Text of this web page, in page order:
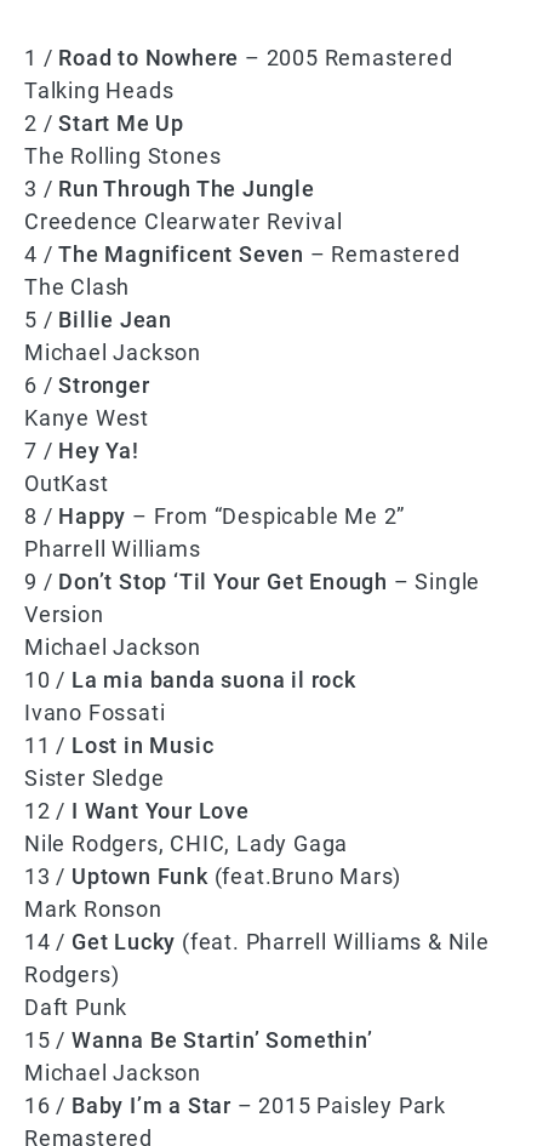
1 / Road to Nowhere – 2005 Remastered
Talking Heads
2 /Start Me Up
The Rolling Stones
3 / Run Through The Jungle
Creedence Clearwater Revival
4 /The Magnificent Seven – Remastered
The Clash
5 / Billie Jean
Michael Jackson
6 /Stronger
Kanye West
7 / Hey Ya!
OutKast
8 / Happy – From “Despicable Me 2”
Pharrell Williams
9 / Don’t Stop ‘Til Your Get Enough – Single
Version
Michael Jackson
10 / La mia banda suona il rock
Ivano Fossati
11 / Lost in Music
Sister Sledge
12 / I Want Your Love
Nile Rodgers, CHIC, Lady Gaga
13 / Uptown Funk (feat.Bruno Mars)
Mark Ronson
14 / Get Lucky (feat. Pharrell Williams & Nile
Rodgers)
Daft Punk
15 / Wanna Be Startin’ Somethin’
Michael Jackson
16 / Baby I’m a Star – 2015 Paisley Park
Remastered